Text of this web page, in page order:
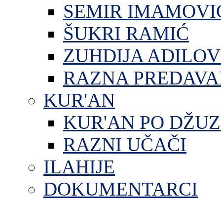
SEMIR
ŠUKRI RAMIĆ
ZUHDIJA
RAZNA
KUR'AN
KUR'AN PO
RAZNI UČAČI
ILAHIJE
DOKUMENTARCI